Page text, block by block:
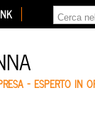
– ESPERTO IN